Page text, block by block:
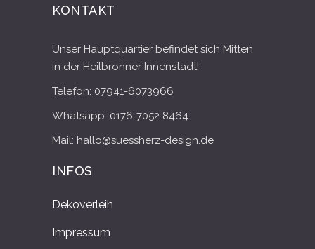
KONTAKT
Unser Hauptquartier befindet sich Mitten
in der Heilbronner Innenstadt!
Telefon: 07941-6073966
Whatsapp: 0176-7052 8464
Mail: hallo@suessherz-design.de
INFOS
Dekoverleih
Impressum